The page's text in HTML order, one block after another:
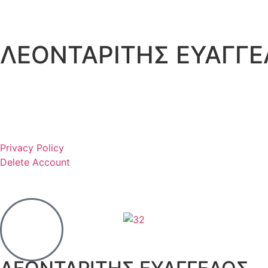
ΛΕΟΝΤΑΡΙΤΗΣ
Privacy Policy
Delete Account